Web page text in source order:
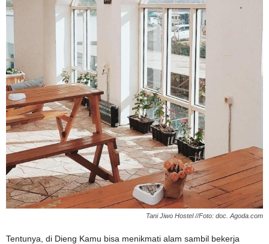
Tani Jiwo Hostel //Foto: doc. Agoda.com
Tentunya, di Dieng Kamu bisa menikmati alam sambil bekerja